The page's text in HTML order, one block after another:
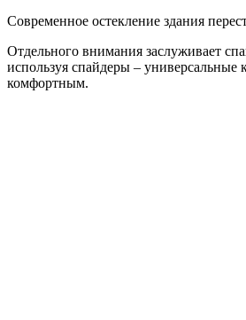
Современное остекление здания
Отдельного внимания заслуживает
используя спайдеры –
комфортным.